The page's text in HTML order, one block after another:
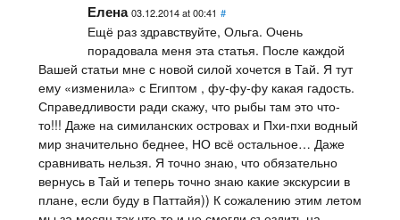
Елена 03.12.2014 at 00:41 #
Ещё раз здравствуйте, Ольга. Очень
порадовала меня эта статья. После каждой
Вашей статьи мне с новой силой хочется в Тай. Я тут
ему «изменила» с Египтом , фу-фу-фу какая гадость.
Справедливости ради скажу, что рыбы там это что-
то!!! Даже на симиланских островах и Пхи-пхи водный
мир значительно беднее, НО всё остальное… Даже
сравнивать нельзя. Я точно знаю, что обязательно
вернусь в Тай и теперь точно знаю какие экскурсии в
плане, если буду в Паттайя)) К сожалению этим летом